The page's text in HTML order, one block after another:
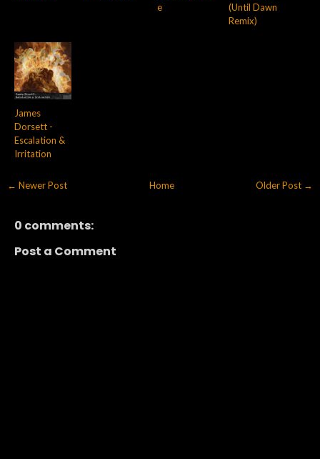
e
(Until Dawn
Remix)
James
Dorsett -
Escalation &
Irritation
← Newer Post Older Post →
Home
0 comments:
Post a Comment